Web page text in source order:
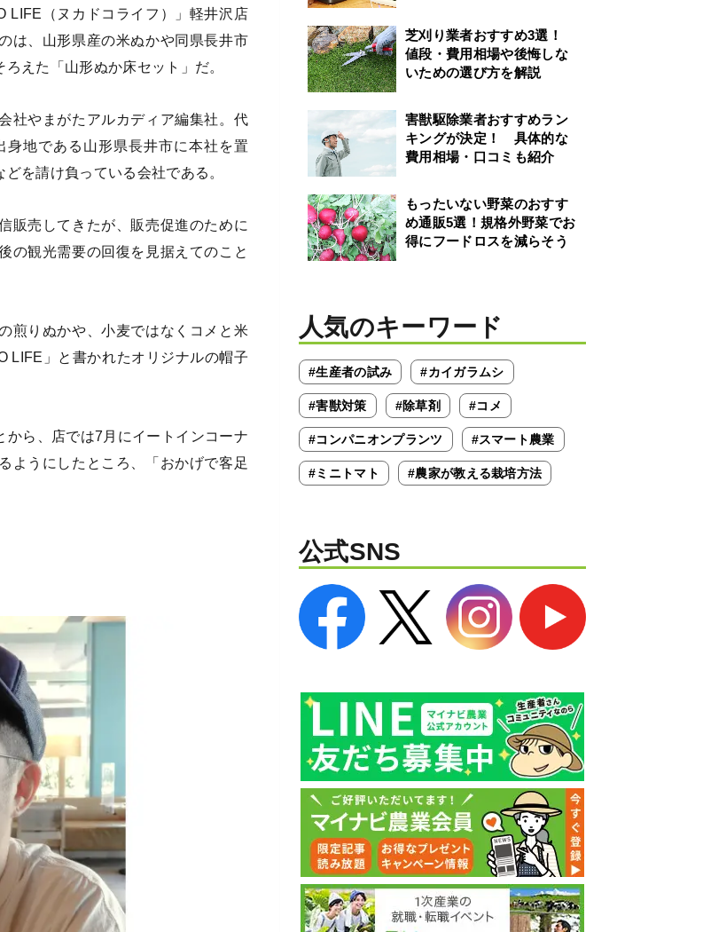
LIFE（ヌカドコライフ）」軽井沢店
は、山形県産の米ぬかや同県長井市
えた「山形ぬか床セット」だ。
社やまがたアルカディア編集社。代
地である山形県長井市に本社を置
を請け負っている会社である。
販売してきたが、販売促進のために
の観光需要の回復を見据えてのこと
煎りぬかや、小麦ではなくコメと米
LIFE」と書かれたオリジナルの帽子
ら、店では7月にイートインコーナ
ようにしたところ、「おかげで客足
芝刈り業者おすすめ3選！
値段・費用相場や後悔しな
いための選び方を解説
害獣駆除業者おすすめラン
キングが決定！ 具体的な
費用相場・口コミも紹介
もったいない野菜のおすす
め通販5選！規格外野菜でお
得にフードロスを減らそう
人気のキーワード
#生産者の試み #カイガラムシ
#害獣対策 #除草剤 #コメ
#コンパニオンプランツ #スマート農業
#ミニトマト #農家が教える栽培方法
公式SNS